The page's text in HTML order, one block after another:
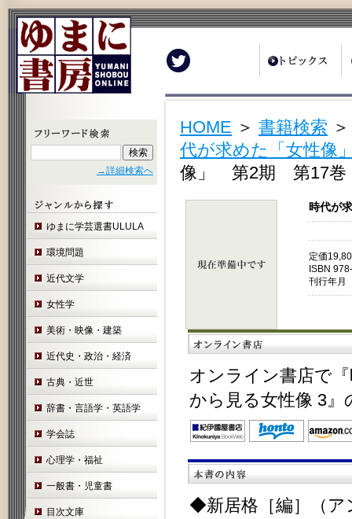
→詳細検索へ
ゆまに学芸選書ULULA
環境問題
近代文学
女性学
美術・映像・建築
近代史・政治・経済
古典・近世
辞書・言語学・英語学
学会誌
心理学・福祉
一般書・児童書
目次文庫
HOME ＞ 書籍検索
代が求めた「女性
像」 第2期 第17巻
時代が
定価
ISBN
刊行年
オンライン書店で
から見る女性像 3
◆新居格［編］（ア